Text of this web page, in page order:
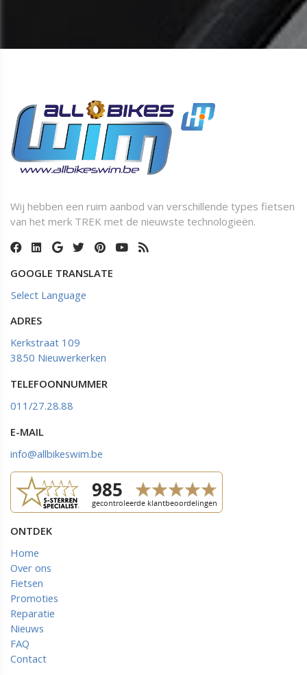
Wij hebben een ruim aanbod van verschillende types fietsen
van het merk TREK met de nieuwste technologieën.
GOOGLE TRANSLATE
Select Language
ADRES
Kerkstraat 109
3850 Nieuwerkerken
TELEFOONNUMMER
011/27.28.88
E-MAIL
info@allbikeswim.be
ONTDEK
Home
Over ons
Fietsen
Promoties
Reparatie
Nieuws
FAQ
Contact